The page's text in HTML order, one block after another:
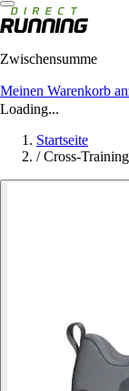
Zwischensumme
Meinen Warenkorb
Loading...
Startseite
/ Cross-